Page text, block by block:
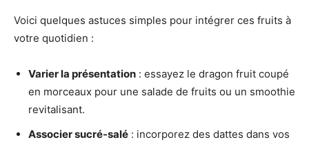
Voici quelques astuces simples pour intégrer ces fruits à
votre quotidien :
Varier la présentation : essayez le dragon fruit coupé
en morceaux pour une salade de fruits ou un smoothie
revitalisant.
Associer sucré-salé : incorporez des dattes dans vos